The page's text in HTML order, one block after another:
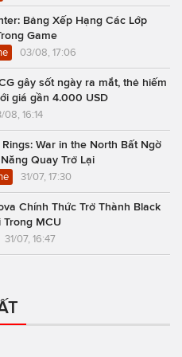
Bảng Xếp Hạng Các Lớp
Game
03/08, 17:06
gây sốt ngày ra mắt, thẻ hiếm
giá gần 4.000 USD
08, 16:14
War in the North Bất Ngờ
Quay Trở Lại
31/07, 17:30
Chính Thức Trở Thành Black
MCU
31/07, 16:47